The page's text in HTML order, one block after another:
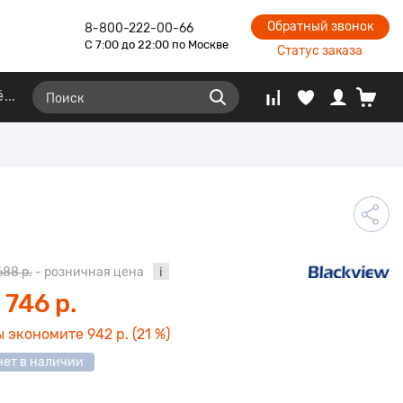
8-800-222-00-66
С 7:00 до 22:00 по Москве
Обратный звонок
Статус заказа
р. - розничная цена
746 р.
экономите 942 р. (21 %)
в наличии